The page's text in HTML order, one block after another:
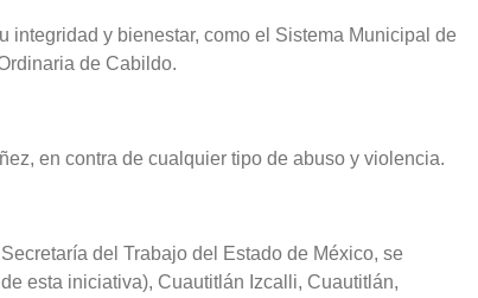
integridad y bienestar, como el Sistema Municipal de
de Cabildo.
en contra de cualquier tipo de abuso y violencia.
del Trabajo del Estado de México, se
esta iniciativa), Cuautitlán Izcalli, Cuautitlán,